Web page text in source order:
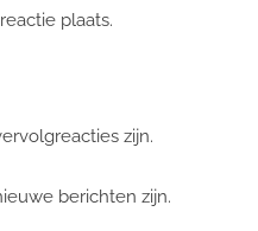
plaats.
zijn.
berichten zijn.